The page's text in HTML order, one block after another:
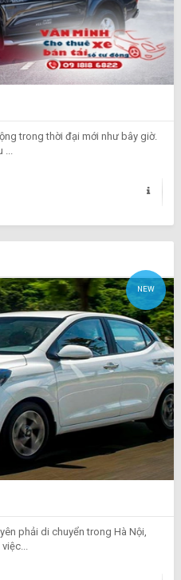
trong thời đại mới như bây giờ.
NEW
phải di chuyển trong Hà Nội,